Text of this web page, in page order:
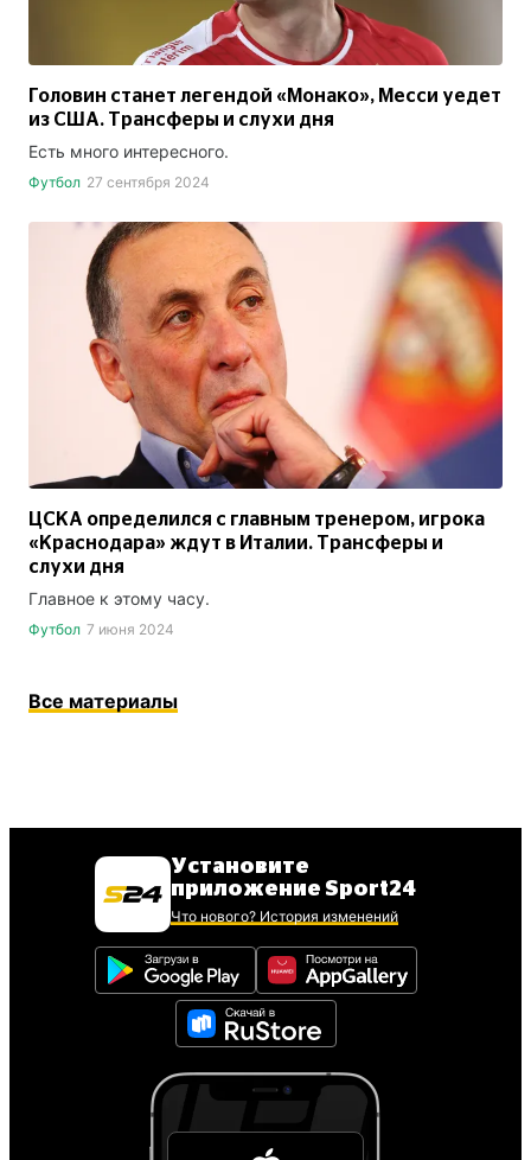
Головин станет легендой «Монако», Месси уедет
из США. Трансферы и слухи дня
Есть много интересного.
Футбол 27 сентября 2024
ЦСКА определился с главным тренером, игрока
«Краснодара» ждут в Италии. Трансферы и
слухи дня
Главное к этому часу.
Футбол 7 июня 2024
Все материалы
Установите
приложение Sport24
Что нового? История изменений